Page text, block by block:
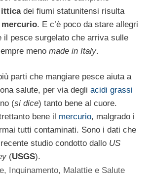
itticadei fiumi statunitensi risulta
mercurio. E c’è poco da stare allegri
il pesce surgelato che arriva sulle
meno made in Italy.
parti che mangiare pesce aiuta a
salute, per via degli acidi grassi
(si dice) tanto bene al cuore.
bene il mercurio, malgrado i
tutti contaminati. Sono i dati che
studio condotto dallo US
(USGS).
, Inquinamento, Malattie e Salute